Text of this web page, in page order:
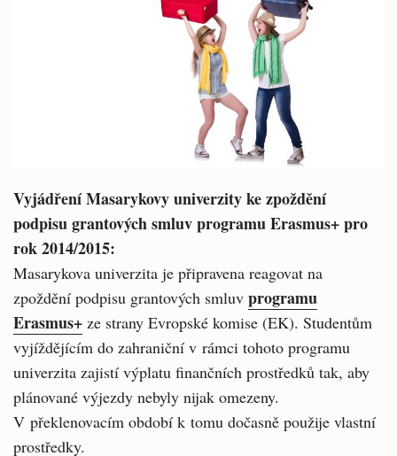
Vyjádření Masarykovy univerzity ke zpoždění
podpisu grantových smluv programu Erasmus+ pro
rok 2014/2015:
Masarykova univerzita je připravena reagovat na
zpoždění podpisu grantových smluv programu
Erasmus+ ze strany Evropské komise (EK). Studentům
vyjíždějícím do zahraniční v rámci tohoto programu
univerzita zajistí výplatu finančních prostředků tak, aby
plánované výjezdy nebyly nijak omezeny.
V překlenovacím období k tomu dočasně použije vlastní
prostředky.